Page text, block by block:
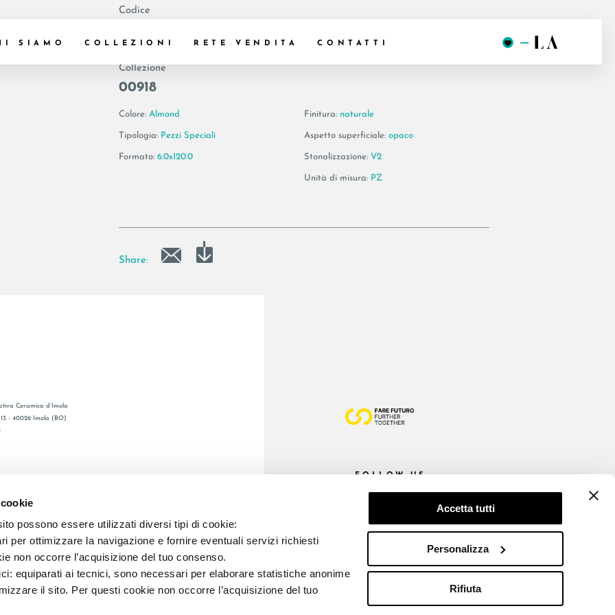
possono essere utilizzati diversi tipi di cookie:
per ottimizzare la navigazione e fornire eventuali servizi richiesti
non occorre l’acquisizione del tuo consenso.
equiparati ai tecnici, sono necessari per elaborare statistiche anonime
il sito. Per questi cookie non occorre l’acquisizione del tuo
Accetta tutti
Personalizza
Rifiuta
SIAMO COLLEZIONI RETE VENDITA CONTATTI
Codice
Collezione
00918
Colore: Almond
Tipologia: Pezzi Speciali
Formato: 6.0x120.0
Finitura: naturale
Aspetto superficiale: opaco
Stonalizzazione: V2
Unità di misura: PZ
Share:
Ceramica d’Imola
- 40026 Imola (BO)
FOLLOW US
E REG. IMPR. BO 00286900378 R.E.A. BO 5545